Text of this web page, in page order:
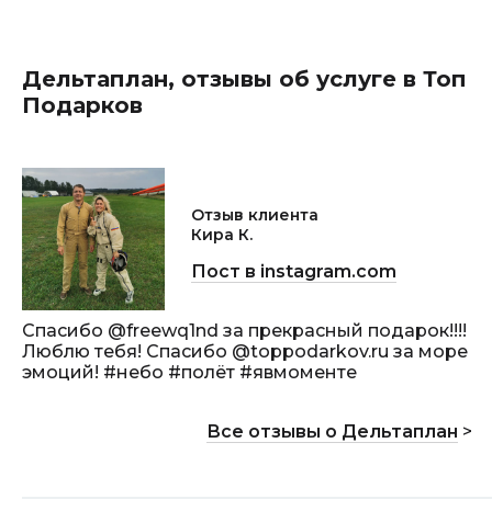
Дельтаплан, отзывы об услуге в Топ
Подарков
Отзыв клиента
Кира К.
Пост в instagram.com
Спасибо @freewq1nd за прекрасный подарок!!!!
Люблю тебя! Спасибо @toppodarkov.ru за море
эмоций! #небо #полёт #явмоменте
Все отзывы о Дельтаплан >